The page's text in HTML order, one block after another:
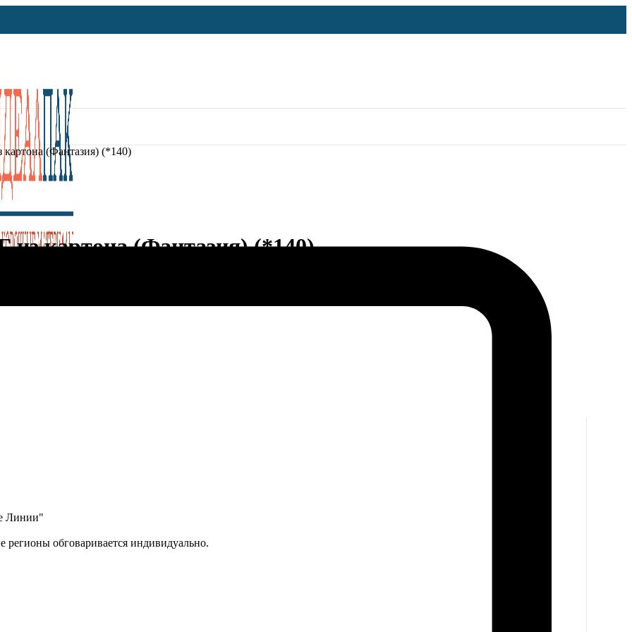
картона (Фантазия) (*140)
из картона (Фантазия) (*140)
Линии"
регионы обговаривается индивидуально.